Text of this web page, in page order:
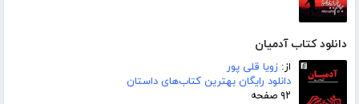
دانلود کتاب آدمیان
از: زویا قلی پور
دانلود رایگان بهترین کتاب‌های داستان
۹۲ صفحه